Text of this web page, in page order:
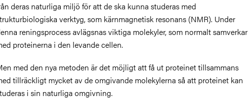
deras naturliga miljö för att de ska kunna studeras med
verktyg, som kärnmagnetisk resonans (NMR). Under
reningsprocess avlägsnas viktiga molekyler, som normalt samverkar
proteinerna i den levande cellen.
med den nya metoden är det möjligt att få ut proteinet tillsammans
tillräckligt mycket av de omgivande molekylerna så att proteinet kan
i sin naturliga omgivning.